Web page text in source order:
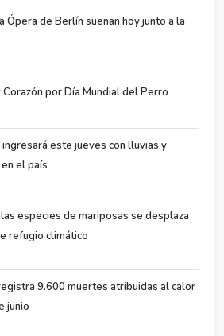
Ópera de Berlín suenan hoy junto a la
por Día Mundial del Perro
este jueves con lluvias y
el país
especies de mariposas se desplaza
refugio climático
9.600 muertes atribuidas al calor
junio